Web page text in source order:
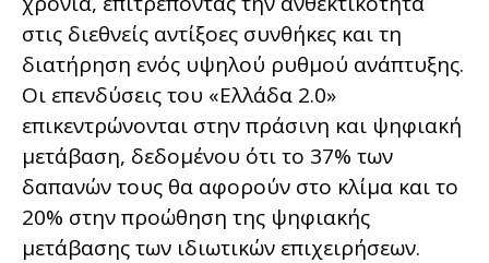
στις διεθνείς αντίξοες συνθήκες και τη
διατήρηση ενός υψηλού ρυθμού ανάπτυξης.
Οι επενδύσεις του «Ελλάδα 2.0»
επικεντρώνονται στην πράσινη και ψηφιακή
μετάβαση, δεδομένου ότι το 37% των
δαπανών τους θα αφορούν στο κλίμα και το
20% στην προώθηση της ψηφιακής
μετάβασης των ιδιωτικών επιχειρήσεων.